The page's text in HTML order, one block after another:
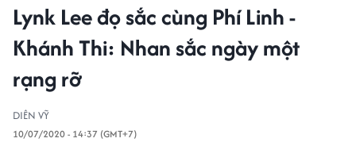
Lynk Lee đọ sắc cùng Phí Linh -
Khánh Thi: Nhan sắc ngày một
rạng rỡ
DIÊN VỸ
10/07/2020 - 14:37 (GMT+7)